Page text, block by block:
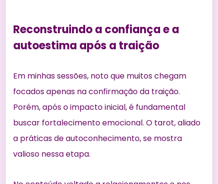
Reconstruindo a confiança e a
autoestima após a traição
Em minhas sessões, noto que muitos chegam
focados apenas na confirmação da traição.
Porém, após o impacto inicial, é fundamental
buscar fortalecimento emocional. O tarot, aliado
a práticas de autoconhecimento, se mostra
valioso nessa etapa.